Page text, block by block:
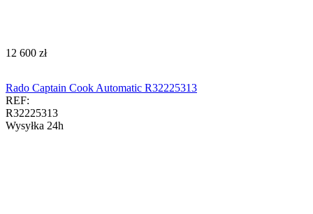
‍12 600‍ zł
Rado Captain Cook Automatic R32225313
REF:
R32225313
Wysyłka 24h